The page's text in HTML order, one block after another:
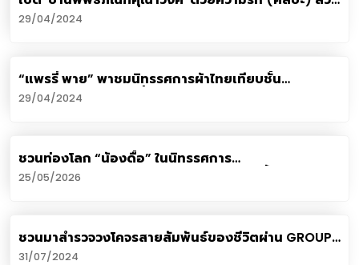
ๆ
29/04/2024
“แพรรี่ พาย” พาชมนิทรรศการผ้าไทยเทียบชั้น
มหาอำนาจวงการแฟชั่นโลก
29/04/2024
ชวนท่องโลก “น้องดื้อ” ในนิทรรศการ
give.me.museums ณ เซ็นทรัลชิดลม ถึงสิ้นเดือน
พฤษภาคมนี้
25/05/2026
ชวนมาสำรวจวงโคจรสายสัมพันธ์ของชีวิตผ่าน GROUP
EXHIBITION BY NINJA ROMAN PARE LOLAY
31/07/2024